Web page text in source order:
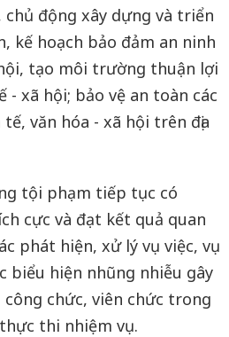
động xây dựng và triển
kế hoạch bảo đảm an ninh
tạo môi trường thuận lợi
xã hội; bảo vệ an toàn các
văn hóa - xã hội trên địa
tội phạm tiếp tục có
cực và đạt kết quả quan
phát hiện, xử lý vụ việc, vụ
biểu hiện nhũng nhiễu gây
công chức, viên chức trong
thi nhiệm vụ.